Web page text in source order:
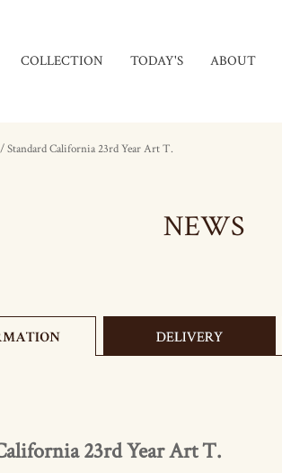
COLLECTION TODAY'S ABOUT
California 23rd Year Art T.
NEWS
23rd Year Art T.